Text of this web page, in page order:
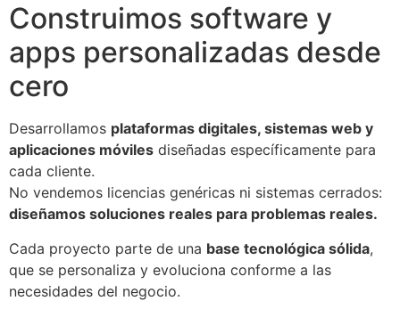
Construimos software y
apps personalizadas desde
cero
Desarrollamos plataformas digitales, sistemas web y
aplicaciones móviles diseñadas específicamente para
cada cliente.
No vendemos licencias genéricas ni sistemas cerrados:
diseñamos soluciones reales para problemas reales.
Cada proyecto parte de una base tecnológica sólida,
que se personaliza y evoluciona conforme a las
necesidades del negocio.